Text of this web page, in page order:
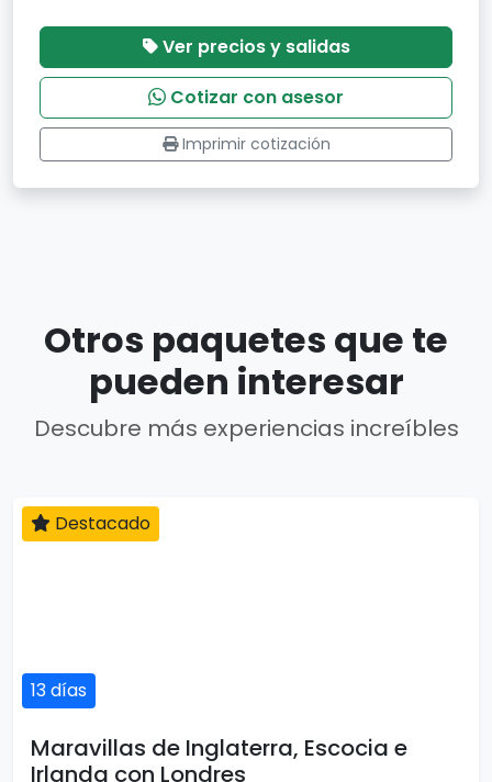
Ver precios y salidas
Cotizar con asesor
Imprimir cotización
Otros paquetes que te
pueden interesar
Descubre más experiencias increíbles
13 días
Destacado
Maravillas de Inglaterra, Escocia e
Irlanda con Londres